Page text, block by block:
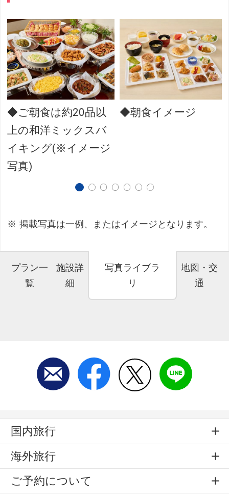
◆ご朝食は約20品以
上の和洋ミックスバ
イキング(※イメージ
写真)
◆朝食イメージ
掲載写真は一例、またはイメージとなります。
プラン一
覧
施設詳
細
写真ライブラ
リ
地図・交
通
国内旅行
海外旅行
ご予約について